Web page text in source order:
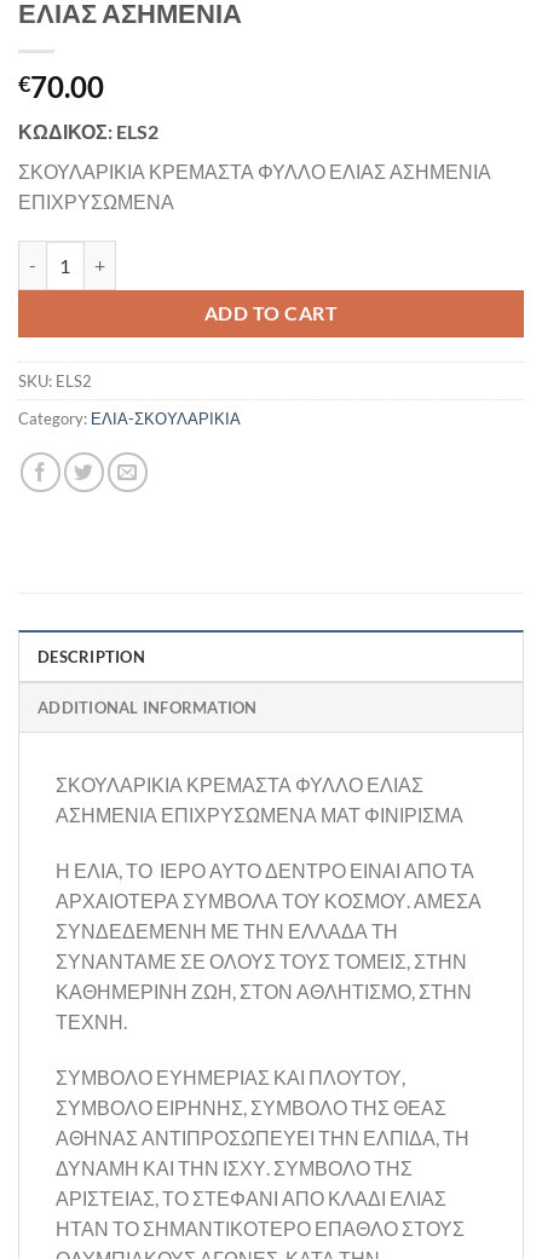
ΕΛΙΑΣ ΑΣΗΜΕΝΙΑ
€70.00
ΚΩΔΙΚΟΣ: ELS2
ΣΚΟΥΛΑΡΙΚΙΑ ΚΡΕΜΑΣΤΑ ΦΥΛΛΟ ΕΛΙΑΣ ΑΣΗΜΕΝΙΑ
ΕΠΙΧΡΥΣΩΜΕΝΑ
ADD TO CART
SKU: ELS2
Category: ΕΛΙΑ-ΣΚΟΥΛΑΡΙΚΙΑ
DESCRIPTION
ADDITIONAL INFORMATION
ΣΚΟΥΛΑΡΙΚΙΑ ΚΡΕΜΑΣΤΑ ΦΥΛΛΟ ΕΛΙΑΣ
ΑΣΗΜΕΝΙΑ ΕΠΙΧΡΥΣΩΜΕΝΑ ΜΑΤ ΦΙΝΙΡΙΣΜΑ
Η ΕΛΙΑ, ΤΟ ΙΕΡΟ ΑΥΤΟ ΔΕΝΤΡΟ ΕΙΝΑΙ ΑΠΟ ΤΑ
ΑΡΧΑΙΟΤΕΡΑ ΣΥΜΒΟΛΑ ΤΟΥ ΚΟΣΜΟΥ. ΑΜΕΣΑ
ΣΥΝΔΕΔΕΜΕΝΗ ΜΕ ΤΗΝ ΕΛΛΑΔΑ ΤΗ
ΣΥΝΑΝΤΑΜΕ ΣΕ ΟΛΟΥΣ ΤΟΥΣ ΤΟΜΕΙΣ, ΣΤΗΝ
ΚΑΘΗΜΕΡΙΝΗ ΖΩΗ, ΣΤΟΝ ΑΘΛΗΤΙΣΜΟ, ΣΤΗΝ
ΤΕΧΝΗ.
ΣΥΜΒΟΛΟ ΕΥΗΜΕΡΙΑΣ ΚΑΙ ΠΛΟΥΤΟΥ,
ΣΥΜΒΟΛΟ ΕΙΡΗΝΗΣ, ΣΥΜΒΟΛΟ ΤΗΣ ΘΕΑΣ
ΑΘΗΝΑΣ ΑΝΤΙΠΡΟΣΩΠΕΥΕΙ ΤΗΝ ΕΛΠΙΔΑ, ΤΗ
ΔΥΝΑΜΗ ΚΑΙ ΤΗΝ ΙΣΧΥ. ΣΥΜΒΟΛΟ ΤΗΣ
ΑΡΙΣΤΕΙΑΣ, ΤΟ ΣΤΕΦΑΝΙ ΑΠΟ ΚΛΑΔΙ ΕΛΙΑΣ
ΗΤΑΝ ΤΟ ΣΗΜΑΝΤΙΚΟΤΕΡΟ ΕΠΑΘΛΟ ΣΤΟΥΣ